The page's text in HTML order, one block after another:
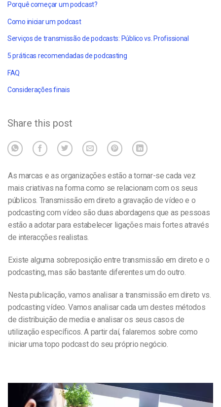
Porquê começar um podcast?
Como iniciar um podcast
Serviços de transmissão de podcasts: Público vs. Profissional
5 práticas recomendadas de podcasting
FAQ
Considerações finais
Share this post
As marcas e as organizações estão a tornar-se cada vez
mais criativas na forma como se relacionam com os seus
públicos. Transmissão em direto a gravação de vídeo e o
podcastingcom vídeo são duas abordagens que as pessoas
estão a adotar para estabelecer ligações mais fortes através
de interacções realistas.
Existe alguma sobreposição entre transmissão em direto e o
podcasting, mas são bastante diferentes um do outro.
Nesta publicação, vamos analisar a transmissão em direto vs.
podcastingvídeo . Vamos analisar cada um destes métodos
de distribuição de media e analisar os seus casos de
utilização específicos. A partir daí, falaremos sobre como
iniciar umatopo podcast do seu próprionegócio